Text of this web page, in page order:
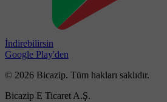
İndirebilirsin
Google Play'den
© 2026 Bicazip. Tüm hakları saklıdır.
Bicazip E Ticaret A.Ş.